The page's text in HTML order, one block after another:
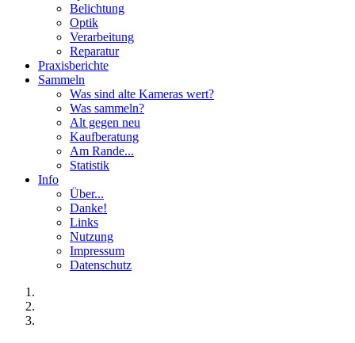
Belichtung
Optik
Verarbeitung
Reparatur
Praxisberichte
Sammeln
Was sind alte Kameras wert?
Was sammeln?
Alt gegen neu
Kaufberatung
Am Rande...
Statistik
Info
Über...
Danke!
Links
Nutzung
Impressum
Datenschutz